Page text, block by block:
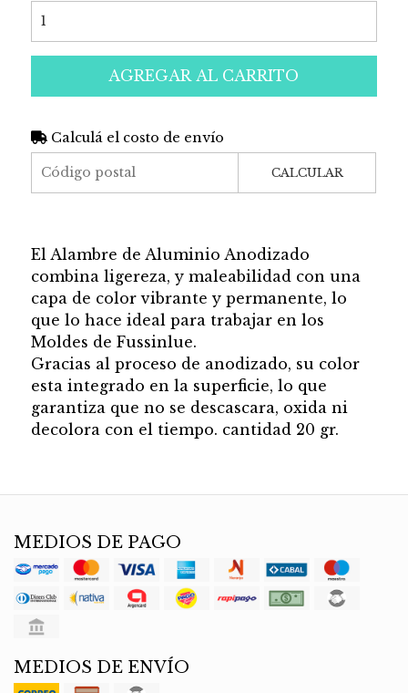
AGREGAR AL CARRITO
Calculá el costo de envío
CALCULAR
El Alambre de Aluminio Anodizado
combina ligereza, y maleabilidad con una
capa de color vibrante y permanente, lo
que lo hace ideal para trabajar en los
Moldes de Fussinlue.
Gracias al proceso de anodizado, su color
esta integrado en la superficie, lo que
garantiza que no se descascara, oxida ni
decolora con el tiempo. cantidad 20 gr.
MEDIOS DE PAGO
MEDIOS DE ENVÍO